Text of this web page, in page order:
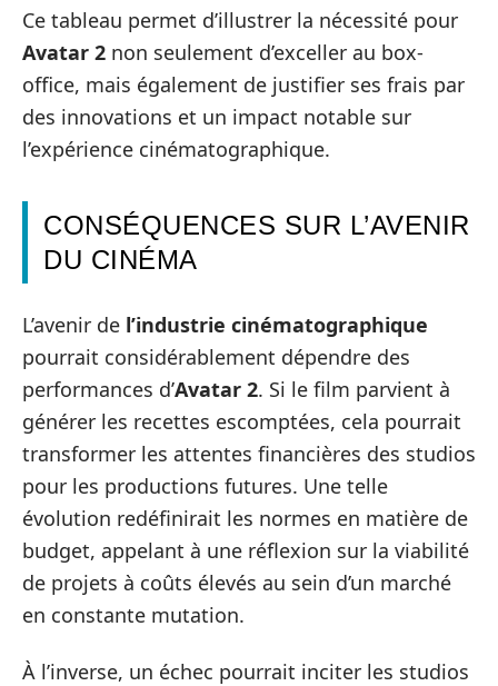
Ce tableau permet d’illustrer la nécessité pour
Avatar 2 non seulement d’exceller au box-
office, mais également de justifier ses frais par
des innovations et un impact notable sur
l’expérience cinématographique.
CONSÉQUENCES SUR L’AVENIR
DU CINÉMA
L’avenir de l’industrie cinématographique
pourrait considérablement dépendre des
performances d’Avatar 2. Si le film parvient à
générer les recettes escomptées, cela pourrait
transformer les attentes financières des studios
pour les productions futures. Une telle
évolution redéfinirait les normes en matière de
budget, appelant à une réflexion sur la viabilité
de projets à coûts élevés au sein d’un marché
en constante mutation.
À l’inverse, un échec pourrait inciter les studios